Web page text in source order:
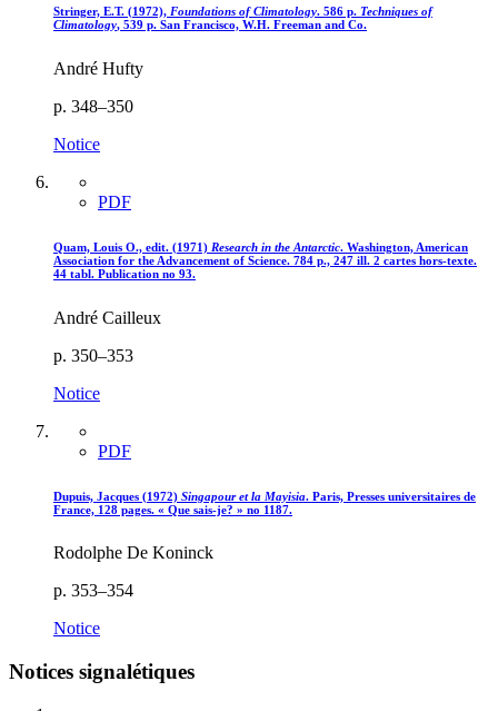
Stringer, E.T. (1972), Foundations of Climatology. 586 p. Techniques of
Climatology, 539 p. San Francisco, W.H. Freeman and Co.
André Hufty
p. 348–350
Notice
PDF
Quam, Louis O., edit. (1971) Research in the Antarctic. Washington, American
Association for the Advancement of Science. 784 p., 247 ill. 2 cartes hors-texte.
44 tabl. Publication no 93.
André Cailleux
p. 350–353
Notice
PDF
Dupuis, Jacques (1972) Singapour et la Mayisia. Paris, Presses universitaires de
France, 128 pages. « Que sais-je? » no 1187.
Rodolphe De Koninck
p. 353–354
Notice
Notices signalétiques